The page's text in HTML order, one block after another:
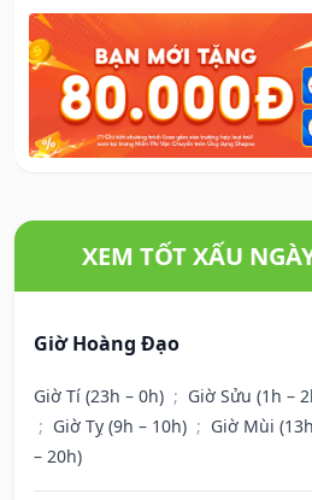
XEM TỐT XẤU
Giờ Hoàng Đạo
Giờ Tí (23h – 0h) ; Giờ Sửu (1h –
; Giờ Tỵ (9h – 10h) ; Giờ Mùi
– 20h)